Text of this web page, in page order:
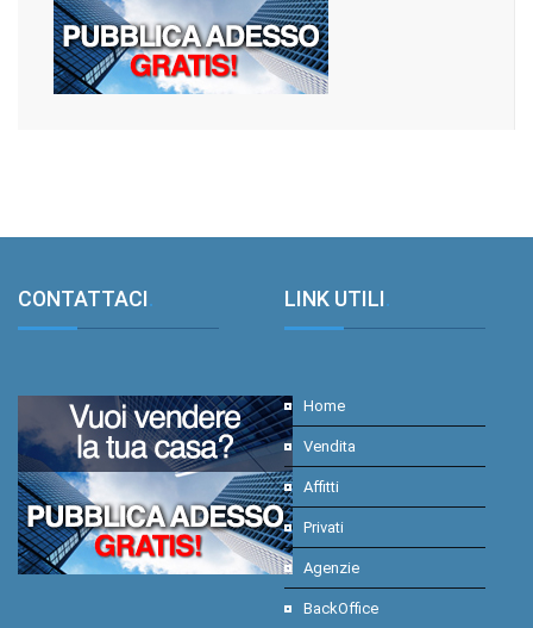
CONTATTACI. LINK UTILI.
Home
Vendita
Affitti
Privati
Agenzie
BackOffice